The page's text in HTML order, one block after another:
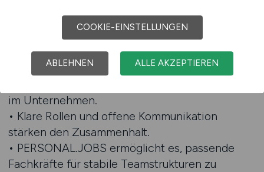
veröffentlichen und damit gezielt Fachkräfte im
Personalwesen zu erreichen, die genau dieses
Verständnis von Teamarbeit mitbringen.
im Unternehmen.
• Klare Rollen und offene Kommunikation
stärken den Zusammenhalt.
• PERSONAL.JOBS ermöglicht es, passende
Fachkräfte für stabile Teamstrukturen zu
COOKIE-EINSTELLUNGEN
ABLEHNEN ALLE AKZEPTIEREN